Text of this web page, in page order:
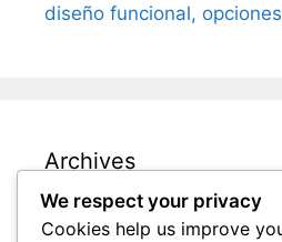
diseño funcional,
Archives
December 2025
We respect your privacy
Cookies help us improve